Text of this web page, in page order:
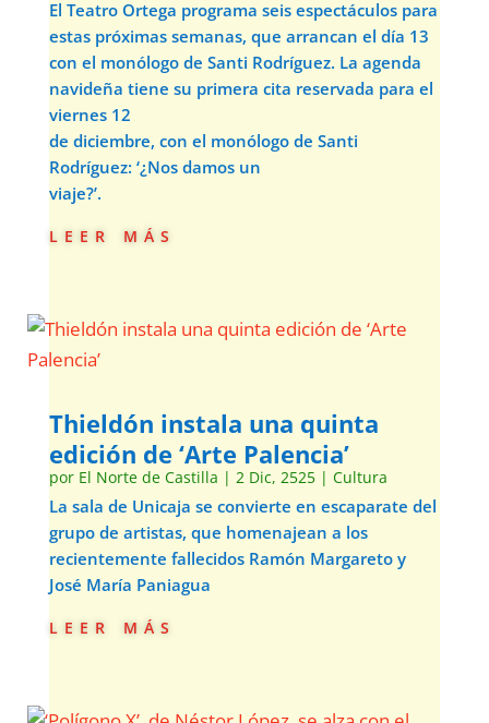
El Teatro Ortega programa seis espectáculos para
estas próximas semanas, que arrancan el día 13
con el monólogo de Santi Rodríguez. La agenda
navideña tiene su primera cita reservada para el
viernes 12
de diciembre, con el monólogo de Santi
Rodríguez: ‘¿Nos damos un
viaje?’.
leer más
Thieldón instala una quinta
edición de ‘Arte Palencia’
por El Norte de Castilla | 2 Dic, 2525| Cultura
La sala de Unicaja se convierte en escaparate del
grupo de artistas, que homenajean a los
recientemente fallecidos Ramón Margareto y
José María Paniagua
leer más